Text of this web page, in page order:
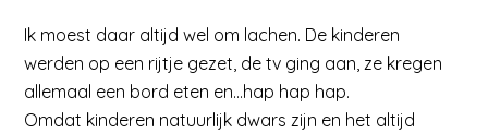
Ik moest daar altijd wel om lachen. De kinderen
werden op een rijtje gezet, de tv ging aan, ze kregen
allemaal een bord eten en…hap hap hap.
Omdat kinderen natuurlijk dwars zijn en het altijd